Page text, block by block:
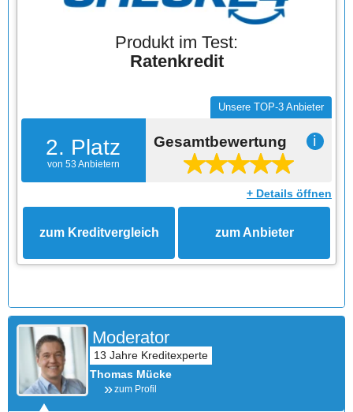
Produkt im Test:
Ratenkredit
2. Platz
von 53 Anbietern
Unsere TOP-3 Anbieter
Gesamtbewertung ℹ
+ Details öffnen
zum Kreditvergleich zum Anbieter
Moderator
Thomas Mücke
zum Profil